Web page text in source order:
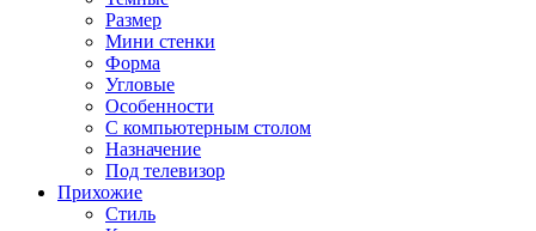
Размер
Мини стенки
Форма
Угловые
Особенности
С компьютерным столом
Назначение
Под телевизор
Прихожие
Стиль